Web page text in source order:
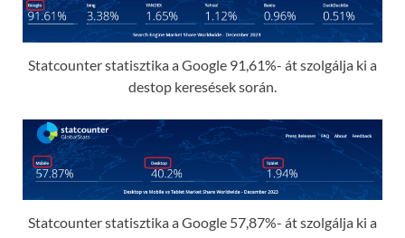
Statcounter statisztika a Google 91,61%- át szolgálja ki a
destop keresések során.
Statcounter statisztika a Google 57,87%- át szolgálja ki a